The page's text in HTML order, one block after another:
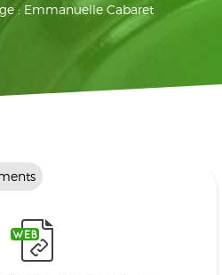
: Emmanuelle Cabaret